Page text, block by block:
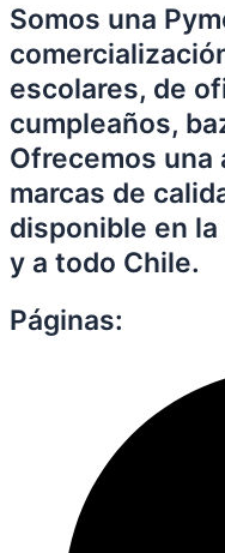
Somos una
escolares, de
cumpleaños,
Ofrecemos una
marcas de
disponible en
y a todo Chile.
Páginas: